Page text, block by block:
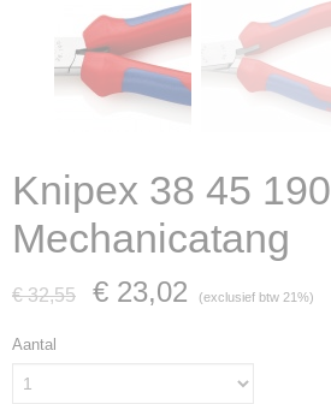
Knipex 38 45 190
Mechanicatang
€ 32,55 € 23,02 (exclusief btw 21%)
Aantal